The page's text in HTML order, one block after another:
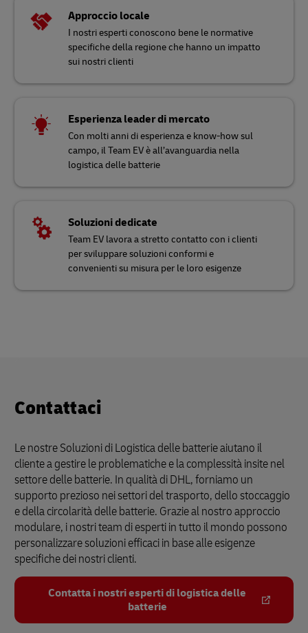
Approccio locale
I nostri esperti conoscono bene le normative
specifiche della regione che hanno un impatto
sui nostri clienti
Esperienza leader di mercato
Con molti anni di esperienza e know-how sul
campo, il Team EV è all’avanguardia nella
logistica delle batterie
Soluzioni dedicate
Team EV lavora a stretto contatto con i clienti
per sviluppare soluzioni conformi e
convenienti su misura per le loro esigenze
Contattaci
Le nostre Soluzioni di Logistica delle batterie aiutano il
cliente a gestire le problematiche e la complessità insite nel
settore delle batterie. In qualità di DHL, forniamo un
supporto prezioso nei settori del trasporto, dello stoccaggio
e della circolarità delle batterie. Grazie al nostro approccio
modulare, i nostri team di esperti in tutto il mondo possono
personalizzare soluzioni efficaci in base alle esigenze
specifiche dei nostri clienti.
Contatta i nostri esperti di logistica delle
batterie